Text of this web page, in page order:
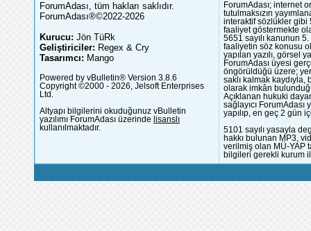
ForumAdası, tüm hakları saklıdır.
ForumAdası®©2022-2026
Kurucu: Jön TüRk
Geliştiriciler: Regex & Cry
Tasarımcı: Mango
Powered by vBulletin® Version 3.8.6
Copyright ©2000 - 2026, Jelsoft Enterprises
Ltd.
Altyapı bilgilerini okuduğunuz vBulletin
yazılımı ForumAdası üzerinde lisanslı
kullanılmaktadır.
ForumAdası; internet
tutulmaksızın
interaktif sözlükler gibi
faaliyet göstermekte
5651 sayılı kanunun
faaliyetin söz konusu
yapılan yazılı, görsel
ForumAdası üyesi
öngörüldüğü üzere;
saklı kalmak
olarak imkân
Açıklanan hukuki
sağlayıcı
yapılıp, en geç 2 gün
5101 sayılı yasayla
hakkı bulunan MP3,
verilmiş olan MÜ-YAP
bilgileri gerekli kurum